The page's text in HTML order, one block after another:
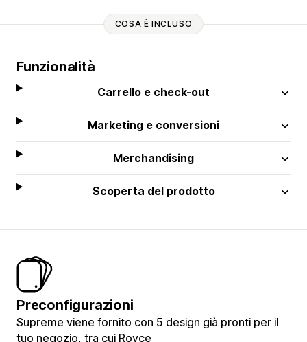
COSA È INCLUSO
Funzionalità
Carrello e check-out
Marketing e conversioni
Merchandising
Scoperta del prodotto
Preconfigurazioni
Supreme viene fornito con 5 design già pronti per il
tuo negozio, tra cui Royce